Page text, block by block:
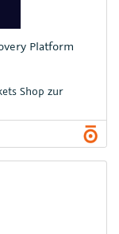
Platform
Shop zur